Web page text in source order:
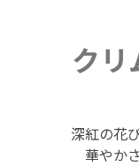
クリ
深紅の花
華やか